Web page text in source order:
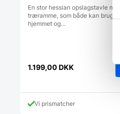
En stor hessian opslagstavle med
træramme, som både kan bruges i
hjemmet og…
1.199,00 DKK
Vi prismatcher